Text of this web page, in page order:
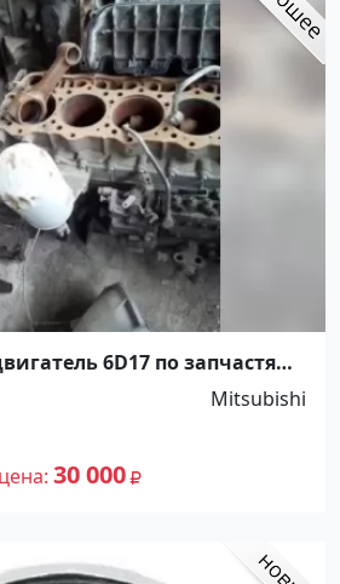
6D17 по запчастям
Mitsubishi
цена 30 000